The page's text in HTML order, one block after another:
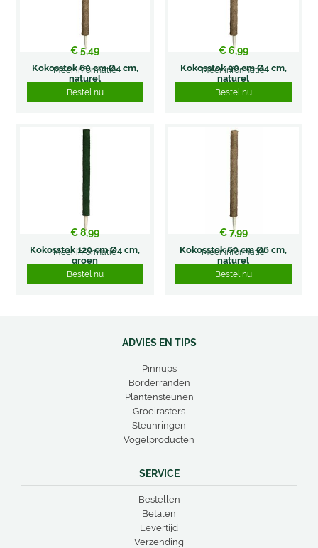
Kokosstok 60 cm Ø4 cm,
naturel
€5,49
Meer informatie
Bestel nu
Kokosstok 90 cm Ø4 cm,
naturel
€ 6,99
Meer informatie
Bestel nu
Kokosstok 120 cm Ø4 cm,
groen
€8,99
Meer informatie
Bestel nu
Kokosstok 60 cm Ø6 cm,
naturel
€ 7,99
Meer informatie
Bestel nu
ADVIES EN TIPS
Pinnups
Borderranden
Plantensteunen
Groeirasters
Steunringen
Vogelproducten
SERVICE
Bestellen
Betalen
Levertijd
Verzending